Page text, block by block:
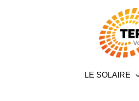
LE SOLAIRE